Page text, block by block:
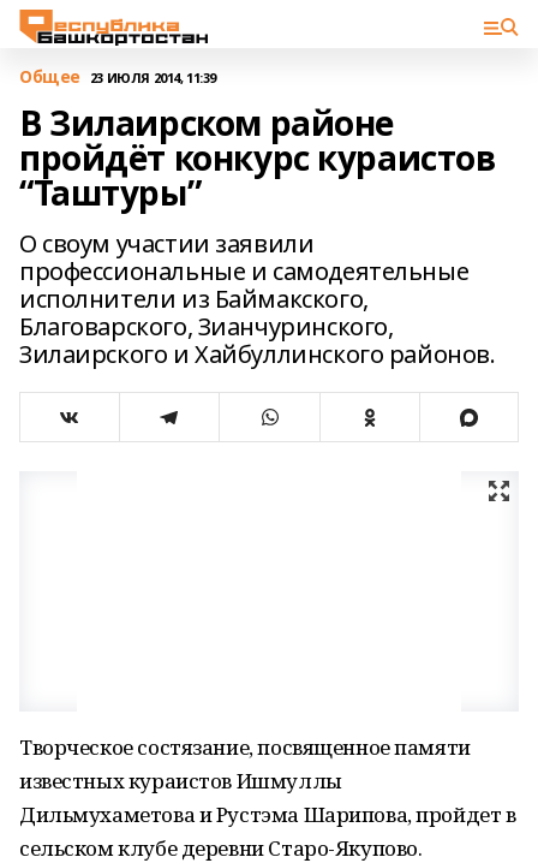
Общее 23 ИЮЛЯ 2014, 11:39
В Зилаирском районе
пройдёт конкурс кураистов
“Таштуры”
О своум участии заявили
профессиональные и самодеятельные
исполнители из Баймакского,
Благоварского, Зианчуринского,
Зилаирского и Хайбуллинского районов.
Творческое состязание, посвященное памяти
известных кураистов Ишмуллы
Дильмухаметова и Рустэма Шарипова, пройдет в
сельском клубе деревни Старо-Якупово.